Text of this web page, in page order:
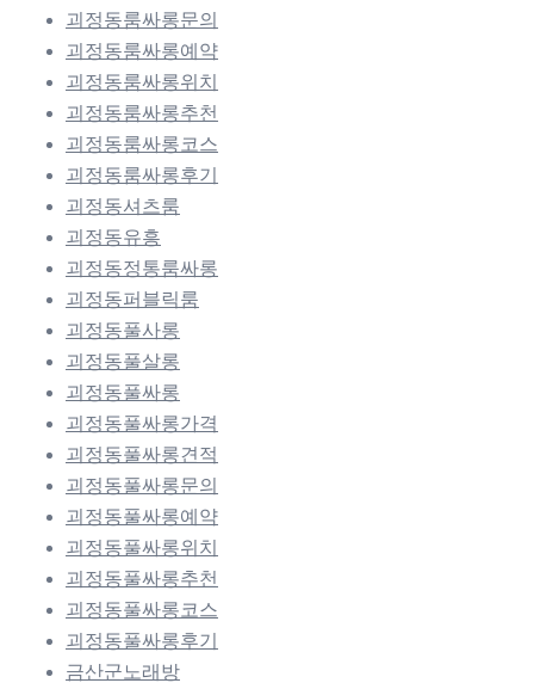
괴정동룸싸롱문의
괴정동룸싸롱예약
괴정동룸싸롱위치
괴정동룸싸롱추천
괴정동룸싸롱코스
괴정동룸싸롱후기
괴정동셔츠룸
괴정동유흥
괴정동정통룸싸롱
괴정동퍼블릭룸
괴정동풀사롱
괴정동풀살롱
괴정동풀싸롱
괴정동풀싸롱가격
괴정동풀싸롱견적
괴정동풀싸롱문의
괴정동풀싸롱예약
괴정동풀싸롱위치
괴정동풀싸롱추천
괴정동풀싸롱코스
괴정동풀싸롱후기
금산군노래방